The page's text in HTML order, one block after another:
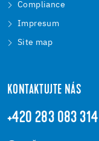
Compliance
Impresum
Site map
KONTAKTUJTE NÁS
+420 283 083 314